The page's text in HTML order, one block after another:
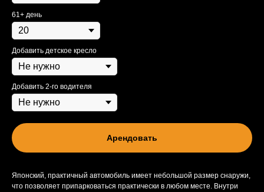
61+ день
Добавить детское кресло
Добавить 2-го водителя
Арендовать
Японский, практичный автомобиль имеет небольшой размер снаружи,
что позволяет припарковаться практически в любом месте. Внутри
Модельный ряд
Как забронировать
+35799826146
Оплата
Контакты